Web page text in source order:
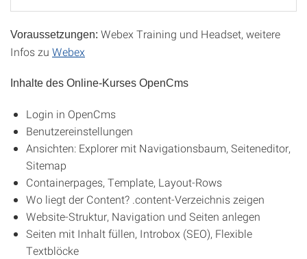
Voraussetzungen: Webex Training und Headset, weitere
Infos zu Webex
Inhalte des Online-Kurses OpenCms
Login in OpenCms
Benutzereinstellungen
Ansichten: Explorer mit Navigationsbaum, Seiteneditor,
Sitemap
Containerpages, Template, Layout-Rows
Wo liegt der Content? .content-Verzeichnis zeigen
Website-Struktur, Navigation und Seiten anlegen
Seiten mit Inhalt füllen, Introbox (SEO), Flexible
Textblöcke